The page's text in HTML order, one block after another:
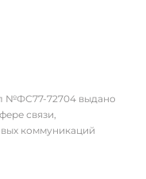
№ФС77-72704 выдано
связи,
коммуникаций